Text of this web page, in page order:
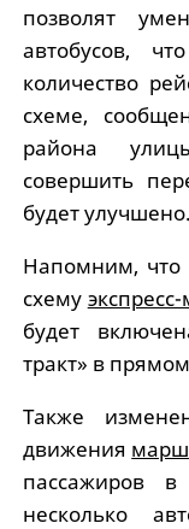
позволят
автобусов,
количество
схеме,
района
совершить
будет улучшено.
Напомним,
схему
будет
тракт» в
Также
движения
пассажиров
несколько